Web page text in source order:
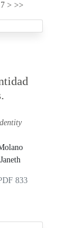
7 > >>
833